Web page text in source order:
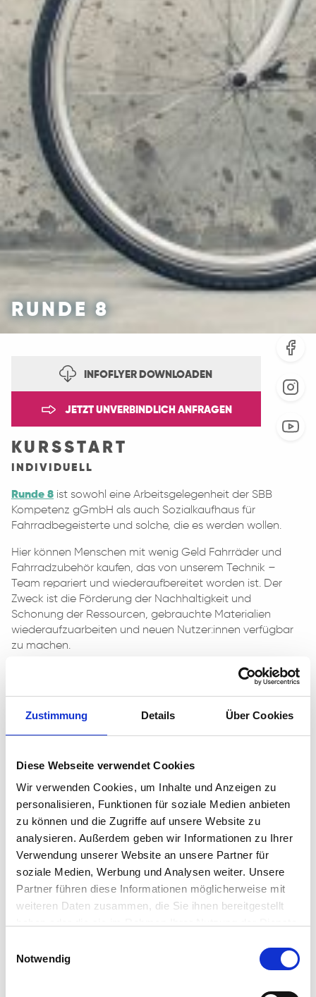
Zustimmung Details Über Cookies
Diese Webseite verwendet Cookies
Wir verwenden Cookies, um Inhalte und Anzeigen zu
personalisieren, Funktionen für soziale Medien anbieten
zu können und die Zugriffe auf unsere Website zu
analysieren. Außerdem geben wir Informationen zu Ihrer
Verwendung unserer Website an unsere Partner für
soziale Medien, Werbung und Analysen weiter. Unsere
Partner führen diese Informationen möglicherweise mit
weiteren Daten zusammen, die Sie ihnen bereitgestellt
Notwendig
RUNDE 8
INFOFLYER DOWNLOADEN
JETZT UNVERBINDLICH ANFRAGEN
KURSSTART
INDIVIDUELL
Runde 8 ist sowohl eine Arbeitsgelegenheit der SBB
Kompetenz gGmbH als auch Sozialkaufhaus für
Fahrradbegeisterte und solche, die es werden wollen.
Hier können Menschen mit wenig Geld Fahrräder und
Fahrradzubehör kaufen, das von unserem Technik –
Team repariert und wiederaufbereitet worden ist. Der
Zweck ist die Förderung der Nachhaltigkeit und
Schonung der Ressourcen, gebrauchte Materialien
wiederaufzuarbeiten und neuen Nutzer:innen verfügbar
zu machen.
Eine sinnvolle Beschäftigung, eine kleine Erhöhung der
finanziellen Bezüge und eine berufliche Perspektive, das
können Arbeitsgelegenheiten bieten.
Weiterentwicklung, persönliche Aktivierung und
in Arbeit machen die Arbeitsgelegenheiten (Ein-Euro-